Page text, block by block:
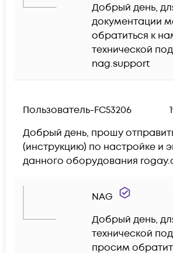
Добрый день,
документации
обратиться к
технической
nag.support
Пользователь-FC53206
Добрый день, прошу
(инструкцию) по настройке и
данного оборудования
NAG
Добрый день,
технической
просим